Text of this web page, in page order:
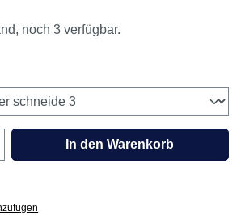
noch 3 verfügbar.
Gib den gewünschten
In den Warenkorb